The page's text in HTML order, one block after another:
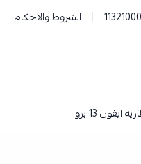
الشروط والاحكام
ايفون 13 برو